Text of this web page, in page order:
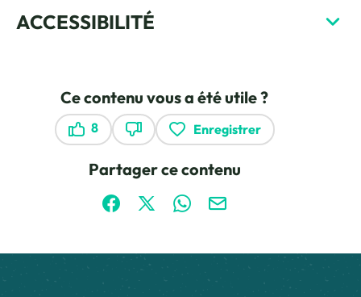
ACCESSIBILITÉ
Ce contenu vous a été utile ?
8
Enregistrer
Partager ce contenu
Partager sur Facebook (nouvelle fenêtre)
Partager sur X / Twitter (nouvelle
Partager sur WhatsApp
Partager par mail